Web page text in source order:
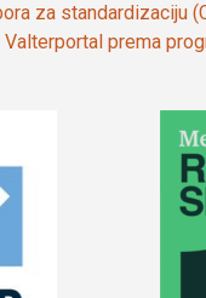
za standardizaciju
prema